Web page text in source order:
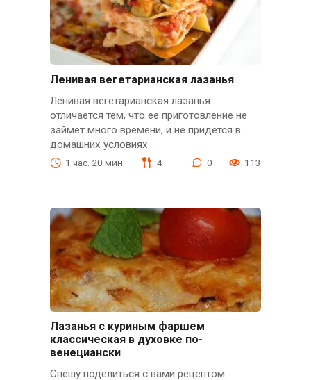
Ленивая вегетарианская лазанья
Ленивая вегетарианская лазанья
отличается тем, что ее приготовление не
займет много времени, и не придется в
домашних условиях
1 час. 20 мин. 4 0 113
Лазанья с куриным фаршем
классическая в духовке по-
венециански
Спешу поделиться с вами рецептом